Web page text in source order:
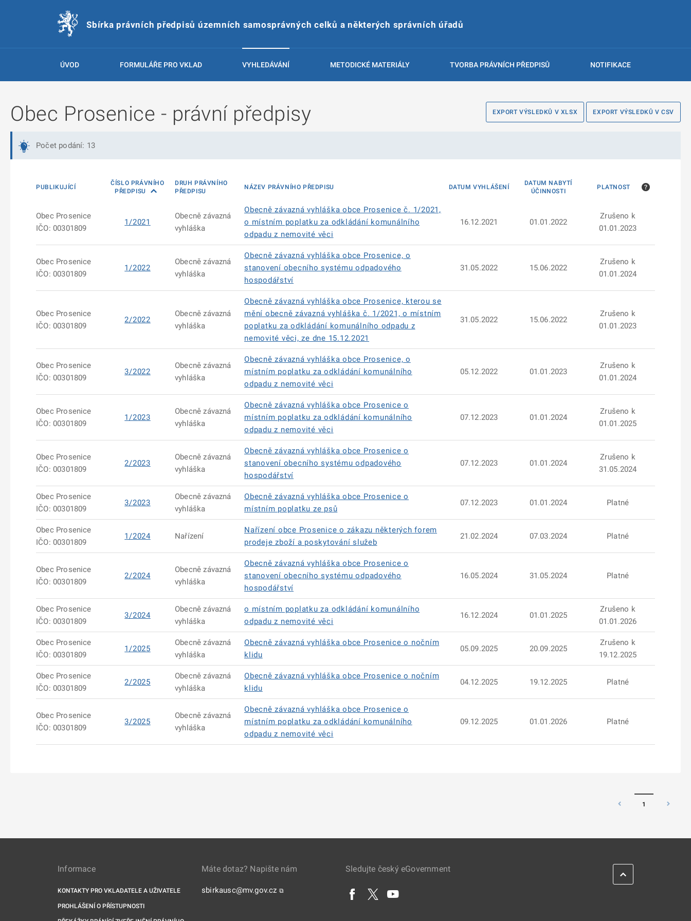
Sbírka právních předpisů územních samosprávných celků a některých správních úřadů
ÚVOD FORMULÁŘE PRO VKLAD VYHLEDÁVÁNÍ METODICKÉ MATERIÁLY TVORBA PRÁVNÍCH PŘEDPISŮ NOTIFIKACE
EXPORT VÝSLEDKŮ V XLSX EXPORT VÝSLEDKŮ V CSV
Obec Prosenice - právní předpisy
Počet podání: 13
PUBLIKUJÍCÍ
ČÍSLO PRÁVNÍHO
PŘEDPISU
DRUH PRÁVNÍHO
PŘEDPISU
NÁZEV PRÁVNÍHO PŘEDPISU DATUM VYHLÁŠENÍ
DATUM NABYTÍ
ÚČINNOSTI
PLATNOST
Obec Prosenice
IČO: 00301809
1/2021
Obecně závazná
vyhláška
Obecně závazná vyhláška obce Prosenice č. 1/2021,
o místním poplatku za odkládání komunálního
odpadu z nemovité věci
16.12.2021 01.01.2022
Zrušeno k
01.01.2023
Obec Prosenice
IČO: 00301809
1/2022
Obecně závazná
vyhláška
Obecně závazná vyhláška obce Prosenice, o
stanovení obecního systému odpadového
hospodářství
31.05.2022 15.06.2022
Zrušeno k
01.01.2024
Obec Prosenice
IČO: 00301809
2/2022
Obecně závazná
vyhláška
Obecně závazná vyhláška obce Prosenice, kterou se
mění obecně závazná vyhláška č. 1/2021, o místním
poplatku za odkládání komunálního odpadu z
nemovité věci, ze dne 15.12.2021
31.05.2022 15.06.2022
Zrušeno k
01.01.2023
Obec Prosenice
IČO: 00301809
3/2022
Obecně závazná
vyhláška
Obecně závazná vyhláška obce Prosenice, o
místním poplatku za odkládání komunálního
odpadu z nemovité věci
05.12.2022 01.01.2023
Zrušeno k
01.01.2024
Obec Prosenice
IČO: 00301809
1/2023
Obecně závazná
vyhláška
Obecně závazná vyhláška obce Prosenice o
místním poplatku za odkládání komunálního
odpadu z nemovité věci
07.12.2023 01.01.2024
Zrušeno k
01.01.2025
Obec Prosenice
IČO: 00301809
2/2023
Obecně závazná
vyhláška
Obecně závazná vyhláška obce Prosenice o
stanovení obecního systému odpadového
hospodářství
07.12.2023 01.01.2024
Zrušeno k
31.05.2024
Obec Prosenice
IČO: 00301809
3/2023
Obecně závazná
vyhláška
Obecně závazná vyhláška obce Prosenice o
místním poplatku ze psů
07.12.2023 01.01.2024 Platné
Obec Prosenice
IČO: 00301809
1/2024 Nařízení
Nařízení obce Prosenice o zákazu některých forem
prodeje zboží a poskytování služeb
21.02.2024 07.03.2024 Platné
Obec Prosenice
IČO: 00301809
2/2024
Obecně závazná
vyhláška
Obecně závazná vyhláška obce Prosenice o
stanovení obecního systému odpadového
hospodářství
16.05.2024 31.05.2024 Platné
Obec Prosenice
IČO: 00301809
3/2024
Obecně závazná
vyhláška
o místním poplatku za odkládání komunálního
odpadu z nemovité věci
16.12.2024 01.01.2025
Zrušeno k
01.01.2026
Obec Prosenice
IČO: 00301809
1/2025
Obecně závazná
vyhláška
Obecně závazná vyhláška obce Prosenice o nočním
klidu
05.09.2025 20.09.2025
Zrušeno k
19.12.2025
Obec Prosenice
IČO: 00301809
2/2025
Obecně závazná
vyhláška
Obecně závazná vyhláška obce Prosenice o nočním
klidu
04.12.2025 19.12.2025 Platné
Obec Prosenice
IČO: 00301809
3/2025
Obecně závazná
vyhláška
Obecně závazná vyhláška obce Prosenice o
místním poplatku za odkládání komunálního
odpadu z nemovité věci
09.12.2025 01.01.2026 Platné
1
Informace
KONTAKTY PRO VKLADATELE A UŽIVATELE
PROHLÁŠENÍ O PŘÍSTUPNOSTI
Máte dotaz? Napište nám
sbirkausc@mv.gov.cz ⧉
Sledujte český eGovernment